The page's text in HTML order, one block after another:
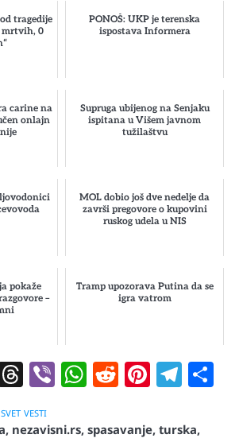
tragedije
mrtvih, 0
PONOŠ: UKP je terenska
ispostava Informera
carine na
onlajn
Supruga ubijenog na Senjaku
ispitana u Višem javnom
tužilaštvu
MOL dobio još dve nedelje da
završi pregovore o kupovini
ruskog udela u NIS
pokaže
–
Tramp upozorava Putina da se
igra vatrom
Threads
ViberWhatsApp
Reddit
SVET VESTI
, nezavisni.rs, spasavanje, turska,